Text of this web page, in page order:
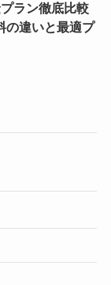
ラン徹底比較
の違いと最適プ